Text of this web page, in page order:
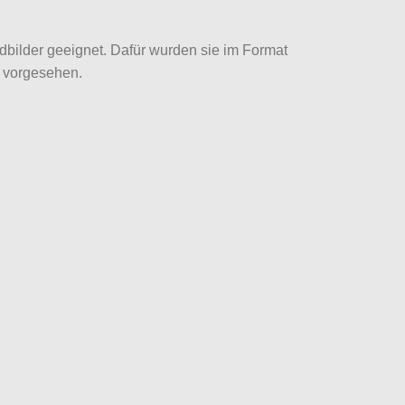
geeignet. Dafür wurden sie im Format